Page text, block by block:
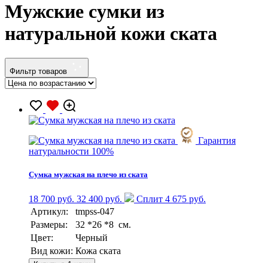
Мужские сумки из
натуральной кожи ската
Фильтр товаров
Гарантия
натуральности 100%
Сумка мужская на плечо из ската
18 700 руб. 32 400 руб.
Сплит 4 675 руб.
Артикул:
tmpss-047
Размеры:
32 *26 *8 см.
Цвет:
Черный
Вид кожи: Кожа ската